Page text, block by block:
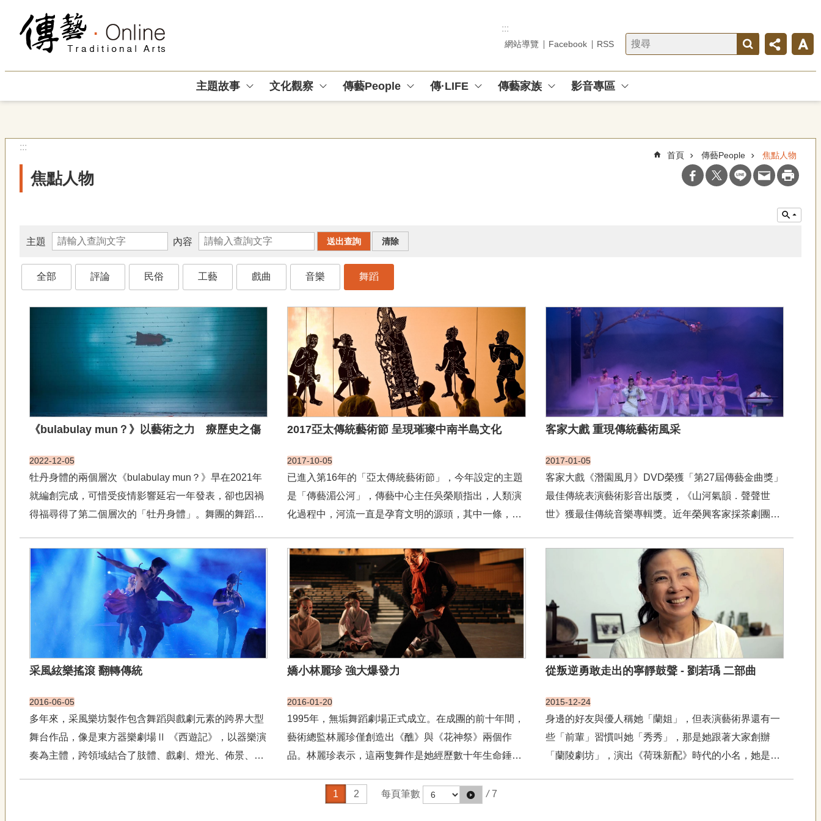
跳到主要內容區塊
:::
網站導覽 Facebook RSS
主題故事 文化觀察 傳藝People 傳·LIFE 傳藝家族 影音專區
:::
首頁 傳藝People 焦點人物
焦點人物
主題 內容
全部 評論 民俗 工藝 戲曲 音樂 舞蹈
《bulabulay mun？》以藝術之力 療歷史之傷
2022-12-05
牡丹身體的兩個層次《bulabulay mun？》早在2021年
就編創完成，可惜受疫情影響延宕一年發表，卻也因禍
得福尋得了第二個層次的「牡丹身體」。舞團的舞蹈總
攝舞蹈電影的過程，舞者們雖已熟習所有的動作，但拍
攝現場的環境條件...
2017亞太傳統藝術節 呈現璀璨中南半島文化
2017-10-05
已進入第16年的「亞太傳統藝術節」，今年設定的主題
是「傳藝湄公河」，傳藝中心主任吳榮順指出，人類演
化過程中，河流一直是孕育文明的源頭，其中一條，繁
經雲南，再貫穿寮國、緬甸、泰國、柬埔寨及越南，最
後出海，這條亞洲最重要的跨國水系，就是「湄公
河」。&nbs...
客家大戲 重現傳統藝術風采
2017-01-05
客家大戲《潛園風月》DVD榮獲「第27屆傳藝金曲獎」
最佳傳統表演藝術影音出版獎，《山河氣韻．聲聲世
世》獲最佳傳統音樂專輯獎。近年榮興客家採茶劇團在
過客家戲曲的演出，讓更多人認識客家文化，也將客家
的美好持續傳承下去。鄭榮興出身苗栗傳統客家戲曲世
采風絃樂搖滾 翻轉傳統
2016-06-05
多年來，采風樂坊製作包含舞蹈與戲劇元素的跨界大型
舞台作品，像是東方器樂劇場Ⅱ 《西遊記》，以器樂演
奏為主體，跨領域結合了肢體、戲劇、燈光、佈景、服
嬌小林麗珍 強大爆發力
2016-01-20
1995年，無垢舞蹈劇場正式成立。在成團的前十年間，
藝術總監林麗珍僅創造出《醮》與《花神祭》兩個作
品。林麗珍表示，這兩隻舞作是她經歷數十年生命錘鍊
神共存的多元宇宙觀。醞釀八年之後，無垢終於在2009
從叛逆勇敢走出的寧靜鼓聲 - 劉若瑀 二部曲
2015-12-24
身邊的好友與優人稱她「蘭姐」，但表演藝術界還有一
些「前輩」習慣叫她「秀秀」，那是她跟著大家創辦
「蘭陵劇坊」，演出《荷珠新配》時代的小名，她是劉
1 2 每頁筆數 / 7